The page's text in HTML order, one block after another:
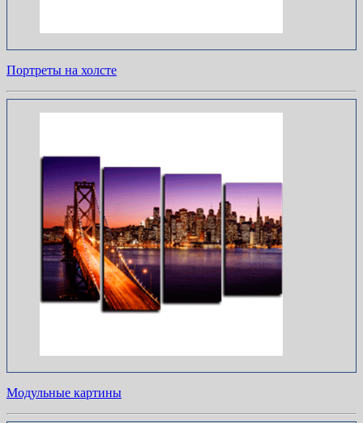
Портреты на холсте
Модульные картины